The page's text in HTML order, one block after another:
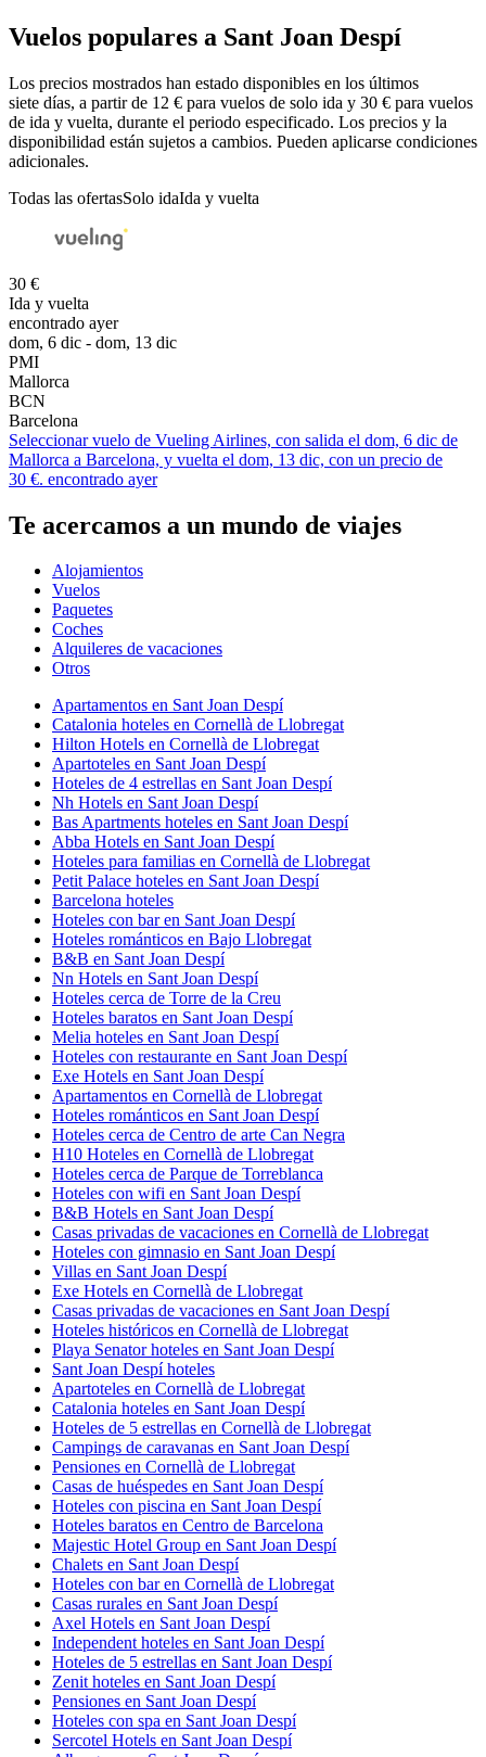
Vuelos populares a Sant Joan Despí
Los precios mostrados han estado disponibles en los últimos
siete días, a partir de 12 € para vuelos de solo ida y 30 € para vuelos
de ida y vuelta, durante el periodo especificado. Los precios y la
disponibilidad están sujetos a cambios. Pueden aplicarse condiciones
adicionales.
Todas las ofertasSolo idaIda y vuelta
30 €
Ida y vuelta
encontrado ayer
dom, 6 dic - dom, 13 dic
PMI
Mallorca
BCN
Barcelona
Seleccionar vuelo de Vueling Airlines, con salida el dom, 6 dic de
Mallorca a Barcelona, y vuelta el dom, 13 dic, con un precio de
30 €. encontrado ayer
Te acercamos a un mundo de viajes
Alojamientos
Vuelos
Paquetes
Coches
Alquileres de vacaciones
Otros
Apartamentos en Sant Joan Despí
Catalonia hoteles en Cornellà de Llobregat
Hilton Hotels en Cornellà de Llobregat
Apartoteles en Sant Joan Despí
Hoteles de 4 estrellas en Sant Joan Despí
Nh Hotels en Sant Joan Despí
Bas Apartments hoteles en Sant Joan Despí
Abba Hotels en Sant Joan Despí
Hoteles para familias en Cornellà de Llobregat
Petit Palace hoteles en Sant Joan Despí
Barcelona hoteles
Hoteles con bar en Sant Joan Despí
Hoteles románticos en Bajo Llobregat
B&B en Sant Joan Despí
Nn Hotels en Sant Joan Despí
Hoteles cerca de Torre de la Creu
Hoteles baratos en Sant Joan Despí
Melia hoteles en Sant Joan Despí
Hoteles con restaurante en Sant Joan Despí
Exe Hotels en Sant Joan Despí
Apartamentos en Cornellà de Llobregat
Hoteles románticos en Sant Joan Despí
Hoteles cerca de Centro de arte Can Negra
H10 Hoteles en Cornellà de Llobregat
Hoteles cerca de Parque de Torreblanca
Hoteles con wifi en Sant Joan Despí
B&B Hotels en Sant Joan Despí
Casas privadas de vacaciones en Cornellà de Llobregat
Hoteles con gimnasio en Sant Joan Despí
Villas en Sant Joan Despí
Exe Hotels en Cornellà de Llobregat
Casas privadas de vacaciones en Sant Joan Despí
Hoteles históricos en Cornellà de Llobregat
Playa Senator hoteles en Sant Joan Despí
Sant Joan Despí hoteles
Apartoteles en Cornellà de Llobregat
Catalonia hoteles en Sant Joan Despí
Hoteles de 5 estrellas en Cornellà de Llobregat
Campings de caravanas en Sant Joan Despí
Pensiones en Cornellà de Llobregat
Casas de huéspedes en Sant Joan Despí
Hoteles con piscina en Sant Joan Despí
Hoteles baratos en Centro de Barcelona
Majestic Hotel Group en Sant Joan Despí
Chalets en Sant Joan Despí
Hoteles con bar en Cornellà de Llobregat
Casas rurales en Sant Joan Despí
Axel Hotels en Sant Joan Despí
Independent hoteles en Sant Joan Despí
Hoteles de 5 estrellas en Sant Joan Despí
Zenit hoteles en Sant Joan Despí
Pensiones en Sant Joan Despí
Hoteles con spa en Sant Joan Despí
Sercotel Hotels en Sant Joan Despí